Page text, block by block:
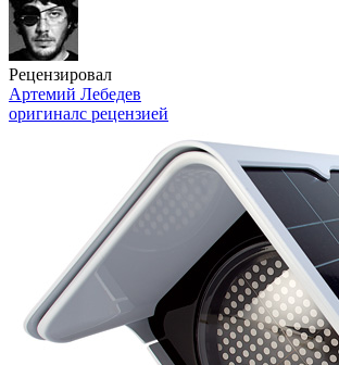
Рецензировал
Артемий Лебедев
оригиналс рецензией